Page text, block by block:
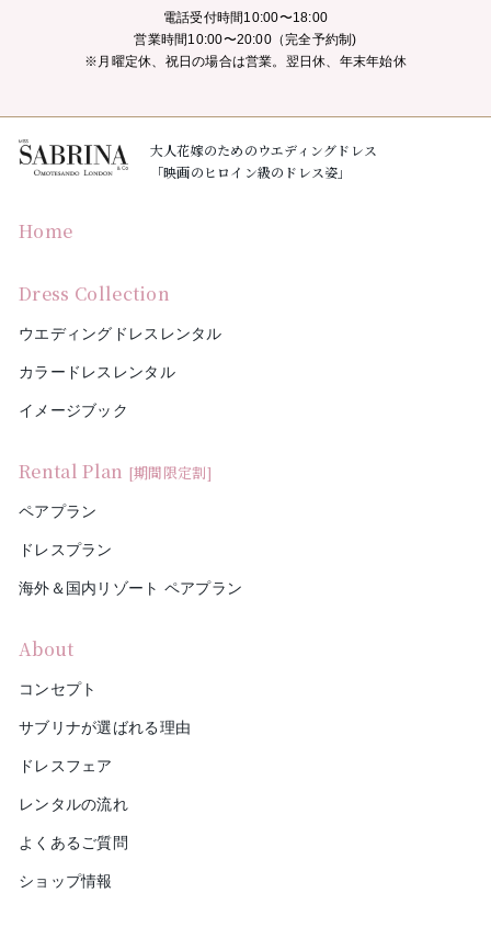
電話受付時間10:00〜18:00
営業時間10:00〜20:00（完全予約制)
※月曜定休、祝日の場合は営業。翌日休、年末年始休
大人花嫁のためのウエディングドレス
「映画のヒロイン級のドレス姿」
Home
Dress Collection
ウエディングドレスレンタル
カラードレスレンタル
イメージブック
Rental Plan [期間限定割]
ペアプラン
ドレスプラン
海外＆国内リゾート ペアプラン
About
コンセプト
サブリナが選ばれる理由
ドレスフェア
レンタルの流れ
よくあるご質問
ショップ情報